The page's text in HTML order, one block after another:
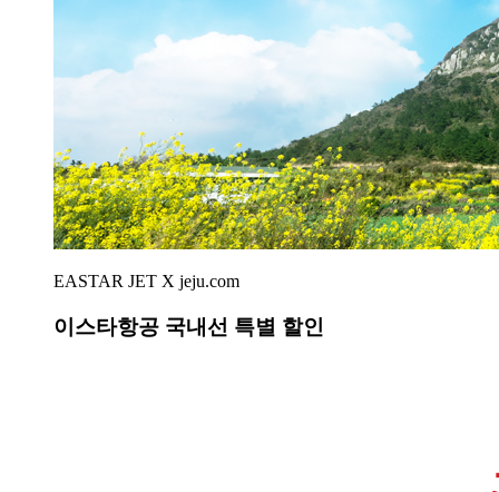
EASTAR JET X jeju.com
이스타항공 국내선 특별 할인